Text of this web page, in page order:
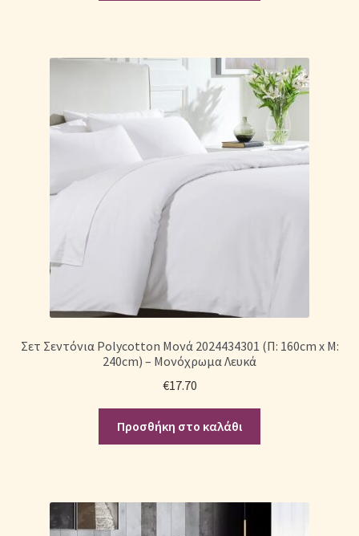
Σετ Σεντόνια Polycotton Μονά 2024434301 (Π: 160cm x Μ:
240cm) – Μονόχρωμα Λευκά
€17.70
Προσθήκη στο καλάθι